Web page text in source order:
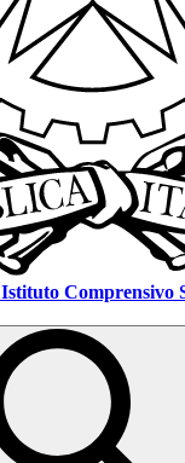
Istituto Comprensivo